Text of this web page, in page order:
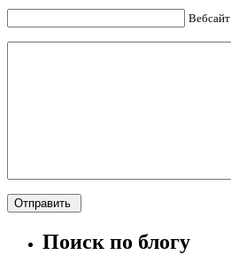
Вебсайт
Поиск по блогу